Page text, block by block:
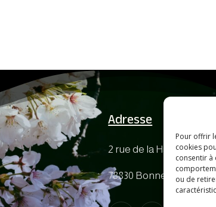
Pour offrir
cookies
consentir à
ou de
Adresse
2 rue de la Haie Cochin,
78830 Bonnelles